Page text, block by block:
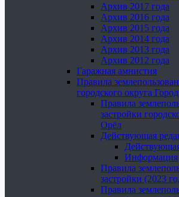
Архив 2017 года
Архив 2016 года
Архив 2015 года
Архив 2014 года
Архив 2013 года
Архив 2012 года
Гаражная амнистия
Правила
городского округа
Правила
застройки
Орёл
Действующая
Информация
Правила
застройки (2023
Правила